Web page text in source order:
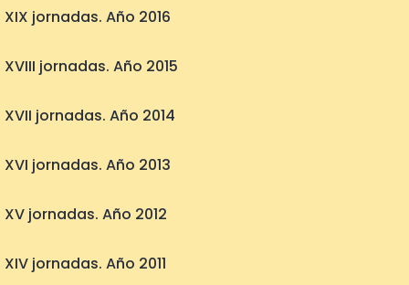
XIX jornadas. Año 2016
XVIII jornadas. Año 2015
XVII jornadas. Año 2014
XVI jornadas. Año 2013
XV jornadas. Año 2012
XIV jornadas. Año 2011